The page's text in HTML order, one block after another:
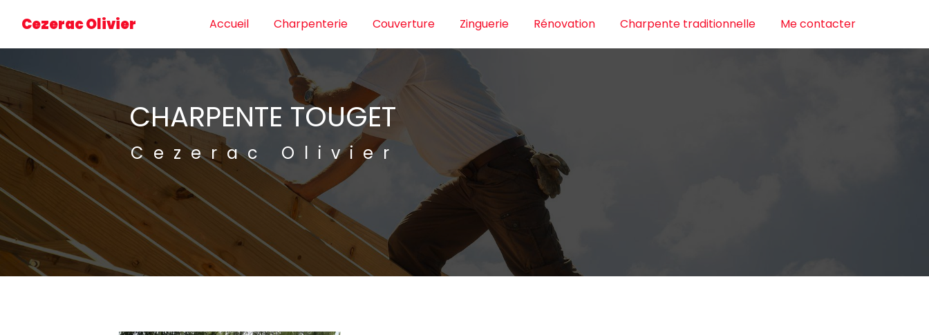
Cezerac Olivier Accueil Charpenterie Couverture Zinguerie Rénovation Charpente traditionnelle Me contacter
CHARPENTE TOUGET
Cezerac Olivier